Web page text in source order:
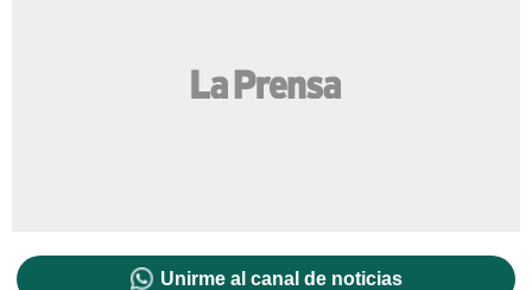
Unirme al canal de noticias